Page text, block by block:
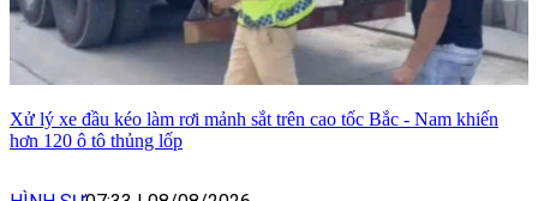
Xử lý xe đầu kéo làm rơi mảnh sắt trên cao tốc Bắc - Nam khiến
hơn 120 ô tô thủng lốp